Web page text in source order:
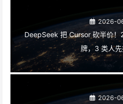
2026-
DeepSeek 把 Cursor 砍半价
牌，3 类人
2026-